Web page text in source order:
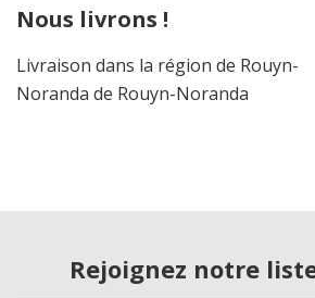
Nous livrons !
Livraison dans la région de Rouyn-
Noranda de Rouyn-Noranda
Rejoignez notre